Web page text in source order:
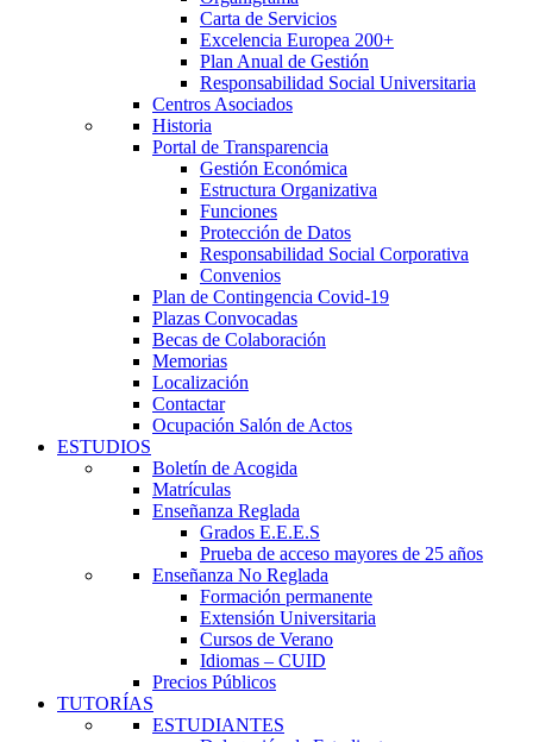
Carta de Servicios
Excelencia Europea 200+
Plan Anual de Gestión
Responsabilidad Social Universitaria
Centros Asociados
Historia
Portal de Transparencia
Gestión Económica
Estructura Organizativa
Funciones
Protección de Datos
Responsabilidad Social Corporativa
Convenios
Plan de Contingencia Covid-19
Plazas Convocadas
Becas de Colaboración
Memorias
Localización
Contactar
Ocupación Salón de Actos
ESTUDIOS
Boletín de Acogida
Matrículas
Enseñanza Reglada
Grados E.E.E.S
Prueba de acceso mayores de 25 años
Enseñanza No Reglada
Formación permanente
Extensión Universitaria
Cursos de Verano
Idiomas – CUID
Precios Públicos
TUTORÍAS
ESTUDIANTES